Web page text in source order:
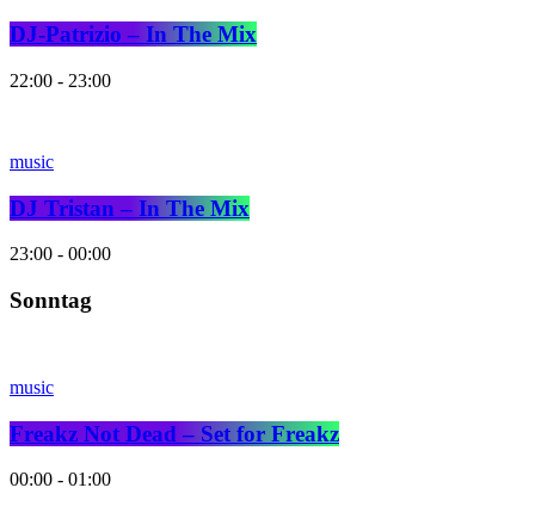
DJ-Patrizio – In The Mix
22:00 - 23:00
music
DJ Tristan – In The Mix
23:00 - 00:00
Sonntag
music
Freakz Not Dead – Set for Freakz
00:00 - 01:00